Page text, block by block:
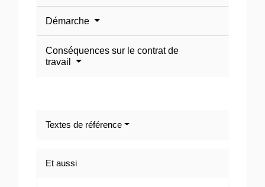
Démarche
Conséquences sur le contrat de
travail
Textes de référence
Et aussi